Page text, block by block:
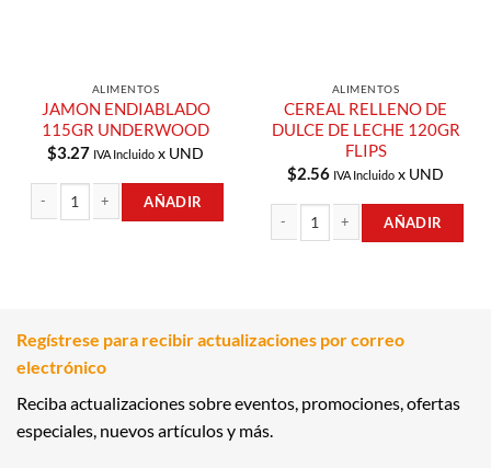
ALIMENTOS
JAMON ENDIABLADO
115GR UNDERWOOD
$3.27 IVA Incluido x UND
JAMON ENDIABLADO 115GR UNDERWOOD cantidad
AÑADIR
ALIMENTOS
CEREAL RELLENO DE
DULCE DE LECHE 120GR
FLIPS
$2.56 IVA Incluido x UND
AÑADIR
Regístrese para recibir actualizaciones por correo
electrónico
Reciba actualizaciones sobre eventos, promociones, ofertas
especiales, nuevos artículos y más.